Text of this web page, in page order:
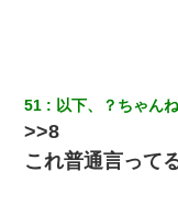
51 以下、？ちゃん
>>8
これ普通言って